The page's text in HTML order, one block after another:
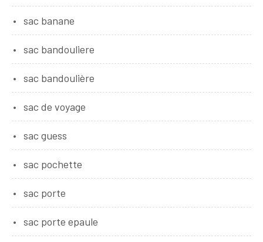
sac banane
sac bandouliere
sac bandoulière
sac de voyage
sac guess
sac pochette
sac porte
sac porte epaule